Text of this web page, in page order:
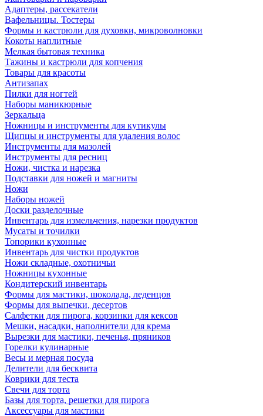
Адаптеры, рассекатели
Вафельницы. Тостеры
Формы и кастрюли для духовки, микроволновки
Кокоты наплитные
Мелкая бытовая техника
Тажины и кастрюли для копчения
Товары для красоты
Антизапах
Пилки для ногтей
Наборы маникюрные
Зеркальца
Ножницы и инструменты для кутикулы
Щипцы и инструменты для удаления волос
Инструменты для мазолей
Инструменты для ресниц
Ножи, чистка и нарезка
Подставки для ножей и магниты
Ножи
Наборы ножей
Доски разделочные
Инвентарь для измельчения, нарезки продуктов
Мусаты и точилки
Топорики кухонные
Инвентарь для чистки продуктов
Ножи складные, охотничьи
Ножницы кухонные
Кондитерский инвентарь
Формы для мастики, шоколада, леденцов
Формы для выпечки, десертов
Салфетки для пирога, корзинки для кексов
Мешки, насадки, наполнители для крема
Вырезки для мастики, печенья, пряников
Горелки кулинарные
Весы и мерная посуда
Делители для бесквита
Коврики для теста
Свечи для торта
Базы для торта, решетки для пирога
Аксессуары для мастики